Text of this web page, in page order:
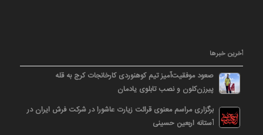
آخرین خبرها
صعود موفقیت‌آمیز تیم کوهنوردی کارخانجات کرج به قله
پیرزن‌کلون و نصب تابلوی یادمان
برگزاری مراسم معنوی قرائت زیارت عاشورا در شرکت فرش ایران در
آستانه اربعین حسینی